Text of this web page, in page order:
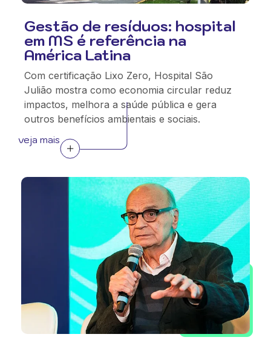
Gestão de resíduos: hospital
em MS é referência na
América Latina
Com certificação Lixo Zero, Hospital São
Julião mostra como economia circular reduz
impactos, melhora a saúde pública e gera
outros benefícios ambientais e sociais.
veja mais